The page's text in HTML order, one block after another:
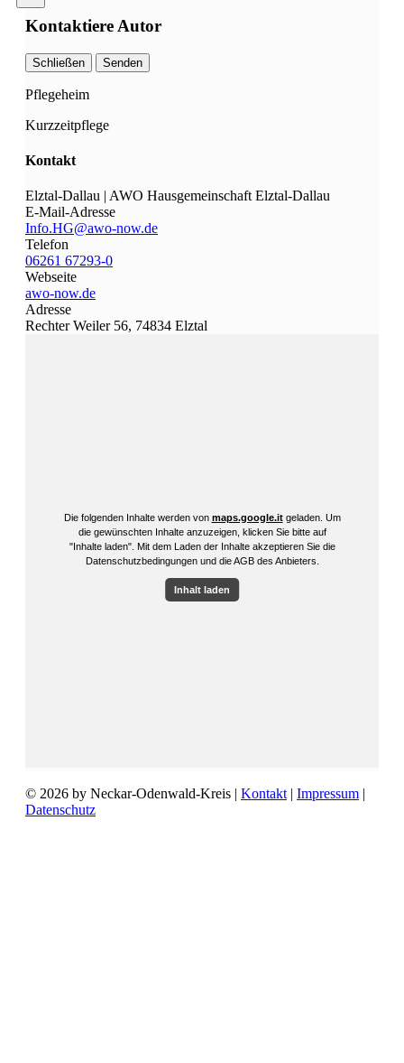
Kontaktiere Autor
Schließen Senden
Pflegeheim
Kurzzeitpflege
Kontakt
Elztal-Dallau | AWO Hausgemeinschaft Elztal-Dallau
E-Mail-Adresse
Info.HG@awo-now.de
Telefon
06261 67293-0
Webseite
awo-now.de
Adresse
Rechter Weiler 56, 74834 Elztal
© 2026 by Neckar-Odenwald-Kreis | Kontakt | Impressum |
Datenschutz